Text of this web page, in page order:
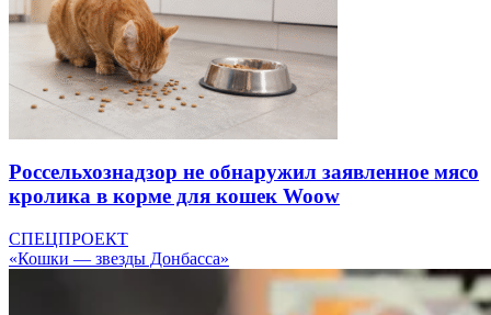
Россельхознадзор не обнаружил заявленное мясо
кролика в корме для кошек Woow
СПЕЦПРОЕКТ
«Кошки — звезды Донбасса»